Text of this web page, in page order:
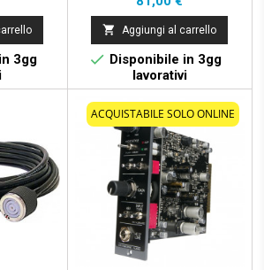
3gg
 Aggiungi al carrello
 Disponibile in 3gg
lavorativi
ACQUISTABILE SOLO ONLINE